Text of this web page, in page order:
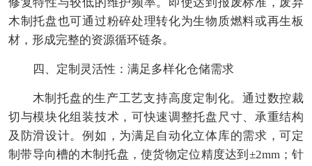
修复特性与较低的维护频率。即使达到报废标准，废弃
木制托盘也可通过粉碎处理转化为生物质燃料或再生板
材，形成完整的资源循环链条。
四、定制灵活性：满足多样化仓储需求
木制托盘的生产工艺支持高度定制化。通过数控裁
切与模块化组装技术，可快速调整托盘尺寸、承重结构
及防滑设计。例如，为满足自动化立体库的需求，可定
制带导向槽的木制托盘，使货物定位精度达到±2mm；针